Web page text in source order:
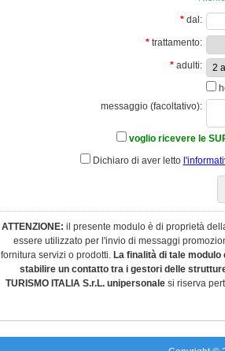
* dal:
* trattamento:
* adulti:
messaggio (facoltativo):
voglio ricevere le
Dichiaro di aver letto
ATTENZIONE: il presente modulo è di proprietà
essere utilizzato per l'invio di messaggi
fornitura servizi o prodotti. La finalità di tale
stabilire un contatto tra i gestori delle
TURISMO ITALIA S.r.L. unipersonalesi riserva